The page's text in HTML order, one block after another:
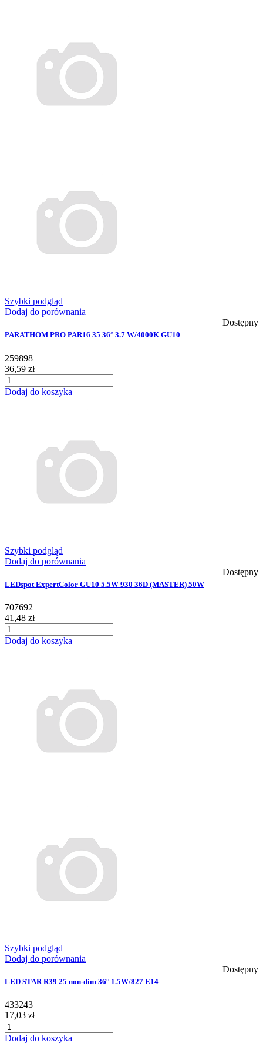
Szybki podgląd
Dodaj do porównania
Dostępny
PARATHOM PRO PAR16 35 36° 3.7 W/4000K GU10
259898
36,59 zł
Dodaj do koszyka
Szybki podgląd
Dodaj do porównania
Dostępny
LEDspot ExpertColor GU10 5.5W 930 36D (MASTER) 50W
707692
41,48 zł
Dodaj do koszyka
Szybki podgląd
Dodaj do porównania
Dostępny
LED STAR R39 25 non-dim 36° 1.5W/827 E14
433243
17,03 zł
Dodaj do koszyka